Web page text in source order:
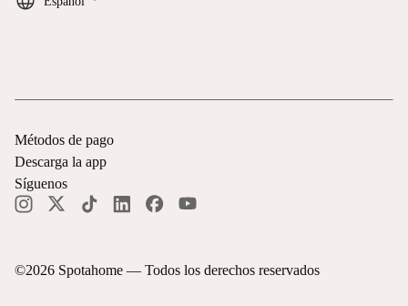
©2026 Spotahome — Todos los derechos reservados
Métodos de pago
Descarga la app
Síguenos